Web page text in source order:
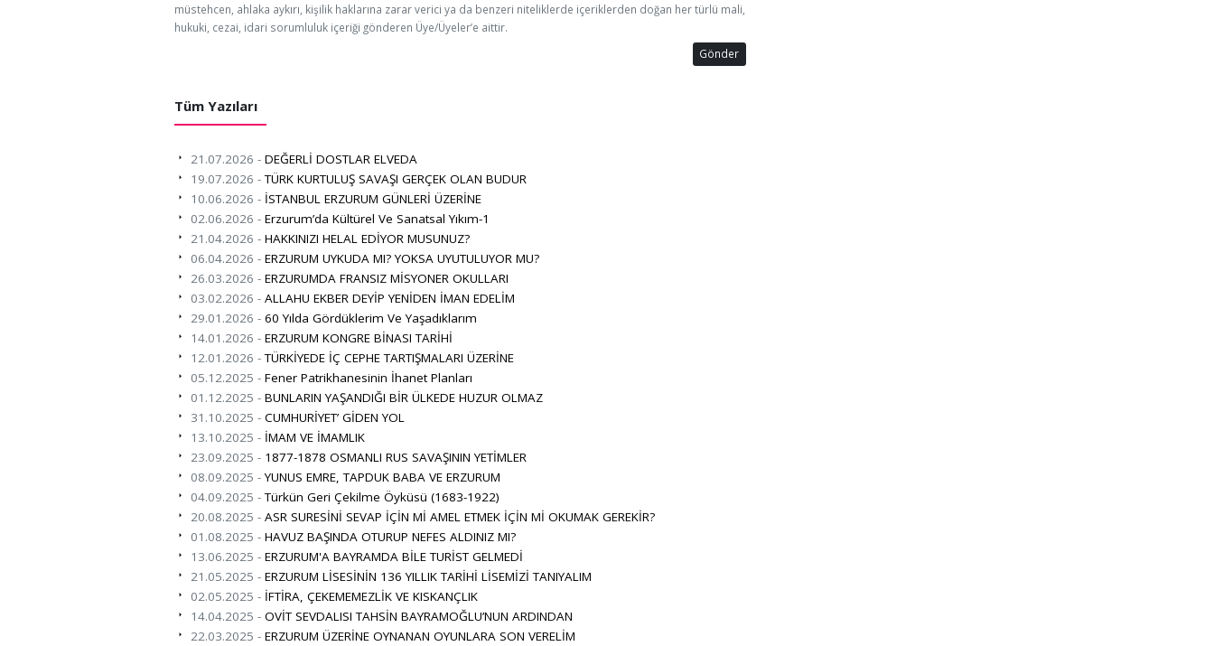
müstehcen, ahlaka aykırı, kişilik haklarına zarar verici ya da benzeri niteliklerde içeriklerden doğan her türlü mali,
hukuki, cezai, idari sorumluluk içeriği gönderen Üye/Üyeler’e aittir.
Gönder
Tüm Yazıları
21.07.2026 - DEĞERLİ DOSTLAR ELVEDA
19.07.2026 -TÜRK KURTULUŞ SAVAŞI GERÇEK OLAN BUDUR
10.06.2026 - İSTANBUL ERZURUM GÜNLERİ ÜZERİNE
02.06.2026 - Erzurum’da Kültürel Ve Sanatsal Yıkım-1
21.04.2026 - HAKKINIZI HELAL EDİYOR MUSUNUZ?
06.04.2026 - ERZURUM UYKUDA MI? YOKSA UYUTULUYOR MU?
26.03.2026 - ERZURUMDA FRANSIZ MİSYONER OKULLARI
03.02.2026 - ALLAHU EKBER DEYİP YENİDEN İMAN EDELİM
29.01.2026 - 60 Yılda Gördüklerim Ve Yaşadıklarım
14.01.2026 - ERZURUM KONGRE BİNASI TARİHİ
12.01.2026 -TÜRKİYEDE İÇ CEPHE TARTIŞMALARI ÜZERİNE
05.12.2025 - Fener Patrikhanesinin İhanet Planları
01.12.2025 - BUNLARIN YAŞANDIĞI BİR ÜLKEDE HUZUR OLMAZ
31.10.2025 - CUMHURİYET’ GİDEN YOL
13.10.2025 - İMAM VE İMAMLIK
23.09.2025 - 1877-1878 OSMANLI RUS SAVAŞININ YETİMLER
08.09.2025 -YUNUS EMRE, TAPDUK BABA VE ERZURUM
04.09.2025 -Türkün Geri Çekilme Öyküsü (1683-1922)
20.08.2025 - ASR SURESİNİ SEVAP İÇİN Mİ AMEL ETMEK İÇİN Mİ OKUMAK GEREKİR?
01.08.2025 - HAVUZ BAŞINDA OTURUP NEFES ALDINIZ MI?
13.06.2025 - ERZURUM'A BAYRAMDA BİLE TURİST GELMEDİ
21.05.2025 - ERZURUM LİSESİNİN 136 YILLIK TARİHİ LİSEMİZİ TANIYALIM
02.05.2025 - İFTİRA, ÇEKEMEMEZLİK VE KISKANÇLIK
14.04.2025 - OVİT SEVDALISI TAHSİN BAYRAMOĞLU’NUN ARDINDAN
22.03.2025 - ERZURUM ÜZERİNE OYNANAN OYUNLARA SON VERELİM